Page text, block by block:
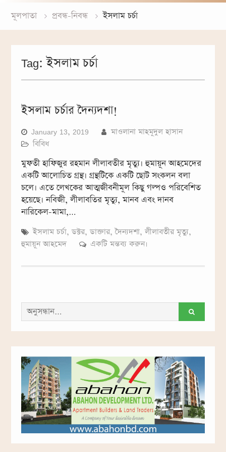
মূলপাতা প্রবন্ধ-নিবন্ধ ইসলাম চর্চা
Tag:ইসলাম চর্চা
ইসলাম চর্চার দৈন্যদশা!
January 13, 2019
মাওলানা মাহমূদুল হাসান
বিবিধ
মুফতী হাফিজুর রহমান লীলাবতীর মৃত্যু। হুমায়ূন আহমেদের
একটি আলোচিত গ্রন্থ। গ্রন্থটিকে একটি ছোট সংকলন বলা
চলে। এতে লেখকের আত্মজীবনীমূল কিছু গল্পও পরিবেশিত
হয়েছে। নবিজী, লীলাবতির মৃত্যু, মানব এবং দানব
নারিকেল-মামা,…
ইসলাম চর্চা, ডক্টর, ডাক্তার,দৈন্যদশা,লীলাবতীর মৃত্যু,
হুমায়ূন আহমেদ
একটি মন্তব্য করুন।
সন্ধান
করাঃ